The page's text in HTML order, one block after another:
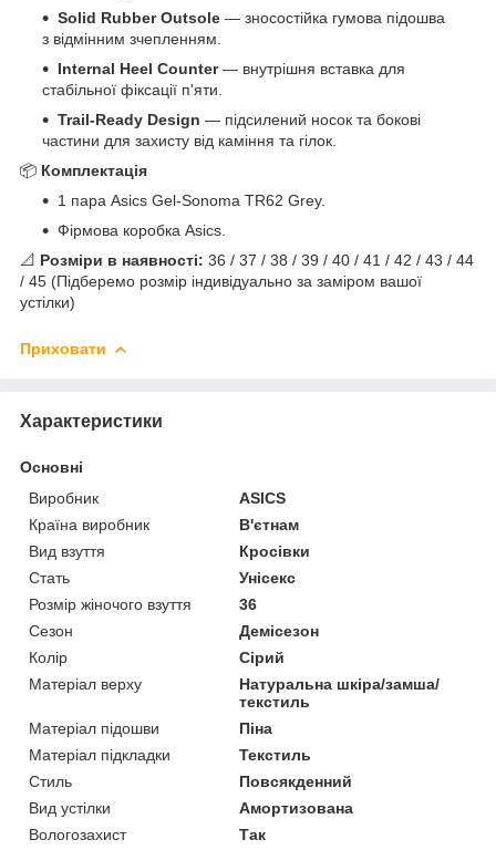
Solid Rubber Outsole — зносостійка гумова підошва
з відмінним зчепленням.
Internal Heel Counter— внутрішня вставка для
стабільної фіксації п'яти.
Trail-Ready Design — підсилений носок та бокові
частини для захисту від каміння та гілок.
📦 Комплектація
1 пара Asics Gel-Sonoma TR62 Grey.
Фірмова коробка Asics.
📐 Розміри в наявності: 36 / 37 / 38 / 39 / 40 / 41 / 42 / 43 / 44
/ 45 (Підберемо розмір індивідуально за заміром вашої
устілки)
Приховати
Характеристики
Основні
Виробник
ASICS
Країна виробник
В'єтнам
Вид взуття
Кросівки
Стать
Унісекс
Розмір жіночого взуття
36
Сезон
Демісезон
Колір
Сірий
Матеріал верху
Натуральна шкіра/замша/
текстиль
Матеріал підошви
Піна
Матеріал підкладки
Текстиль
Стиль
Повсякденний
Вид устілки
Амортизована
Вологозахист
Так